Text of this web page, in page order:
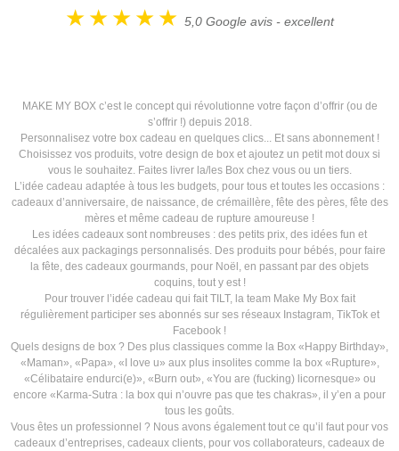
5,0 Google avis - excellent
MAKE MY BOX c’est le concept qui révolutionne votre façon d’offrir (ou de
s’offrir !) depuis 2018.
Personnalisez votre box cadeau en quelques clics... Et sans abonnement !
Choisissez vos produits, votre design de box et ajoutez un petit mot doux si
vous le souhaitez. Faites livrer la/les Box chez vous ou un tiers.
L’idée cadeau adaptée à tous les budgets, pour tous et toutes les occasions :
cadeaux d’anniversaire, de naissance, de crémaillère, fête des pères, fête des
mères et même cadeau de rupture amoureuse !
Les idées cadeaux sont nombreuses : des petits prix, des idées fun et
décalées aux packagings personnalisés. Des produits pour bébés, pour faire
la fête, des cadeaux gourmands, pour Noël, en passant par des objets
coquins, tout y est !
Pour trouver l’idée cadeau qui fait TILT, la team Make My Box fait
régulièrement participer ses abonnés sur ses réseaux Instagram, TikTok et
Facebook !
Quels designs de box ? Des plus classiques comme la Box «Happy Birthday»,
«Maman», «Papa», «I love u» aux plus insolites comme la box «Rupture»,
«Célibataire endurci(e)», «Burn out», «You are (fucking) licornesque» ou
encore «Karma-Sutra : la box qui n’ouvre pas que tes chakras», il y’en a pour
tous les goûts.
Vous êtes un professionnel ? Nous avons également tout ce qu’il faut pour vos
cadeaux d’entreprises, cadeaux clients, pour vos collaborateurs, cadeaux de